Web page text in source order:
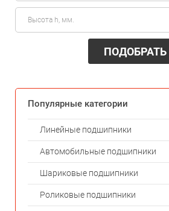
ПОДОБРАТЬ
Популярные категории
Линейные подшипники
Автомобильные подшипники
Шариковые подшипники
Роликовые подшипники